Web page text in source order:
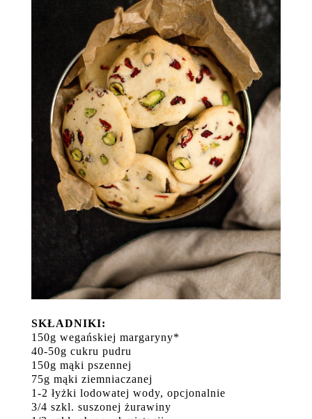
SKŁADNIKI:
150g wegańskiej margaryny*
40-50g cukru pudru
150g mąki pszennej
75g mąki ziemniaczanej
1-2 łyżki lodowatej wody, opcjonalnie
3/4 szkl. suszonej żurawiny